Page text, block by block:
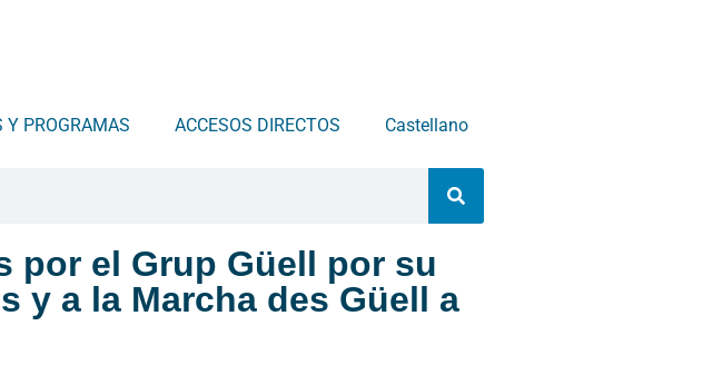
Y PROGRAMAS ACCESOS DIRECTOS Castellano
por el Grup Güell por su
y a la Marcha des Güell a